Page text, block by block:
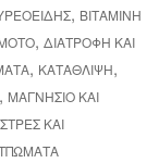
, ΒΙΤΑΜΊΝΗ
, ΔΙΑΤΡΟΦΉ ΚΑΙ
, ΚΑΤΆΘΛΙΨΗ,
, ΜΑΓΝΉΣΙΟ ΚΑΙ
ΣΤΡΕΣ ΚΑΙ